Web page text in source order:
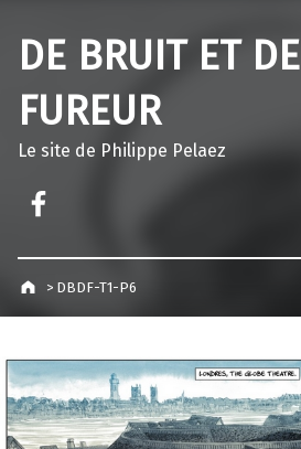
DE BRUIT ET DE
FUREUR
Le site de Philippe Pelaez
> DBDF-T1-P6